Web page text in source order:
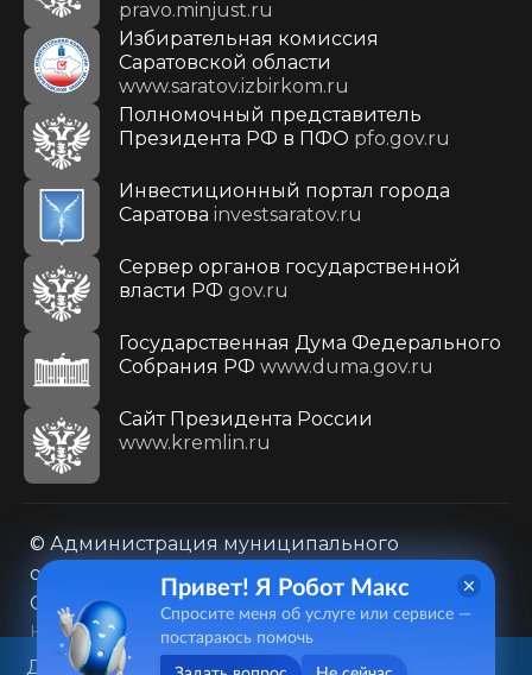
pravo.minjust.ru
Избирательная комиссия
Саратовской области
www.saratov.izbirkom.ru
Полномочный представитель
Президента РФ в ПФО pfo.gov.ru
Инвестиционный портал города
Саратова investsaratov.ru
Сервер органов государственной
власти РФ gov.ru
Государственная Дума Федерального
Собрания РФ www.duma.gov.ru
Cайт Президента России
www.kremlin.ru
© Администрация муниципального
образования городского округа «Город
Саратов»
Контакты
Карта сайта
Политика в отношении обработки
Данный веб-сайт использует
Привет! Я Робот Макс
Спросите меня об услуге или сервисе —
постараюсь помочь